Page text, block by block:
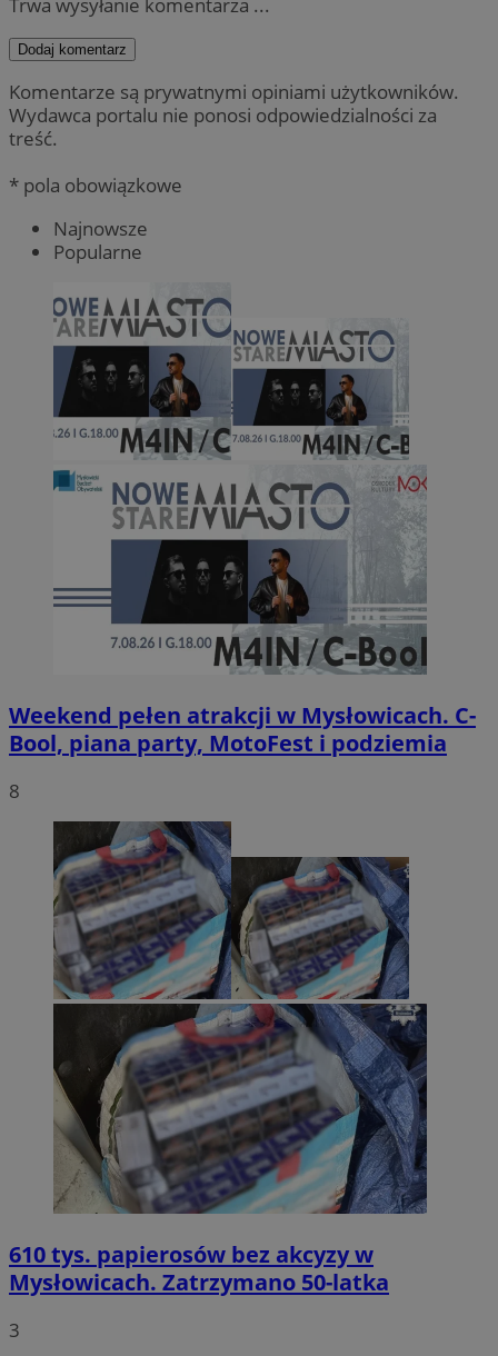
Trwa wysyłanie komentarza ...
Dodaj komentarz
Komentarze są prywatnymi opiniami użytkowników.
Wydawca portalu nie ponosi odpowiedzialności za
treść.
* pola obowiązkowe
Najnowsze
Popularne
Weekend pełen atrakcji w Mysłowicach. C-
Bool, piana party, MotoFest i podziemia
8
610 tys. papierosów bez akcyzy w
Mysłowicach. Zatrzymano 50-latka
3